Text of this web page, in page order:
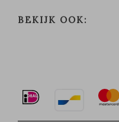
BEKIJK OOK: